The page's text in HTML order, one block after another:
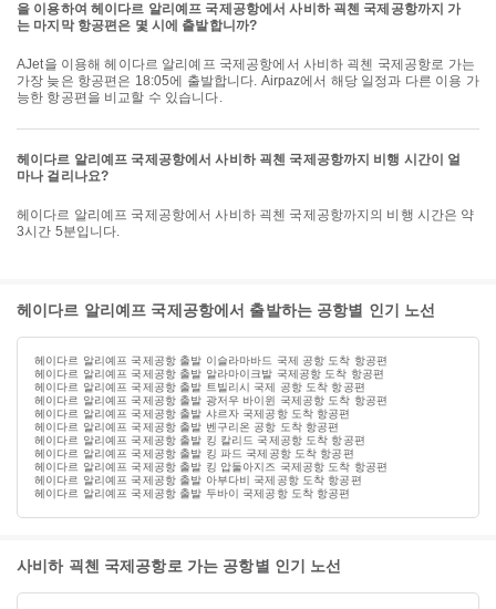
을 이용하여 헤이다르 알리예프 국제공항에서 사비하 괵첸 국제공항까지 가
는 마지막 항공편은 몇 시에 출발합니까?
AJet을 이용해 헤이다르 알리예프 국제공항에서 사비하 괵첸 국제공항로 가는
가장 늦은 항공편은 18:05에 출발합니다. Airpaz에서 해당 일정과 다른 이용 가
능한 항공편을 비교할 수 있습니다.
헤이다르 알리예프 국제공항에서 사비하 괵첸 국제공항까지 비행 시간이 얼
마나 걸리나요?
헤이다르 알리예프 국제공항에서 사비하 괵첸 국제공항까지의 비행 시간은 약
3시간 5분입니다.
헤이다르 알리예프 국제공항에서 출발하는 공항별 인기 노선
헤이다르 알리예프 국제공항 출발 이슬라마바드 국제 공항 도착 항공편
헤이다르 알리예프 국제공항 출발 알라마이크발 국제공항 도착 항공편
헤이다르 알리예프 국제공항 출발 트빌리시 국제 공항 도착 항공편
헤이다르 알리예프 국제공항 출발 광저우 바이윈 국제공항 도착 항공편
헤이다르 알리예프 국제공항 출발 샤르자 국제공항 도착 항공편
헤이다르 알리예프 국제공항 출발 벤구리온 공항 도착 항공편
헤이다르 알리예프 국제공항 출발 킹 칼리드 국제공항 도착 항공편
헤이다르 알리예프 국제공항 출발 킹 파드 국제공항 도착 항공편
헤이다르 알리예프 국제공항 출발 킹 압둘아지즈 국제공항 도착 항공편
헤이다르 알리예프 국제공항 출발 아부다비 국제공항 도착 항공편
헤이다르 알리예프 국제공항 출발 두바이 국제공항 도착 항공편
사비하 괵첸 국제공항로 가는 공항별 인기 노선